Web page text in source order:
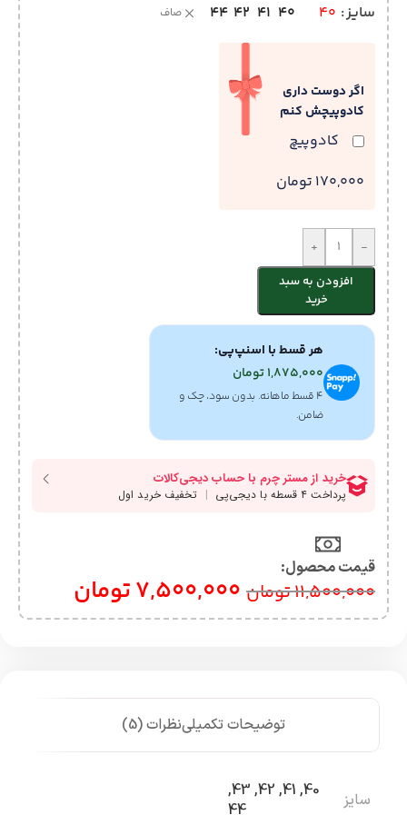
سایز 40
40
41
42
44 صاف
اگر دوست داری
کادوپیچش کنم
کادوپیچ
170,000 تومان
-
+
افزودن به سبد
خرید
هر قسط با اسنپ‌پی:
1,875,000تومان
۴ قسط ماهانه. بدون سود، چک و
ضامن.
قیمت محصول:​
11,500,000تومان 7,500,000تومان
توضیحات تکمیلینظرات (5)
سایز 40
,
41
,
42
,
43
,
44